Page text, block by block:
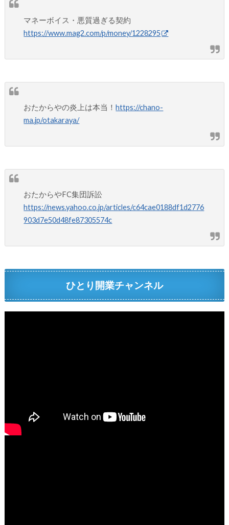
マネーボイス・悪質過ぎる契約
https://www.mag2.com/p/money/1228295
おたからやの炎上は本当！https://chano-
ma.jp/otakaraya/
おたからやFC集団訴訟
https://news.yahoo.co.jp/articles/c64cae0188df1d2776
903d7e50d48fe87305574c
ひとり開業チャンネル